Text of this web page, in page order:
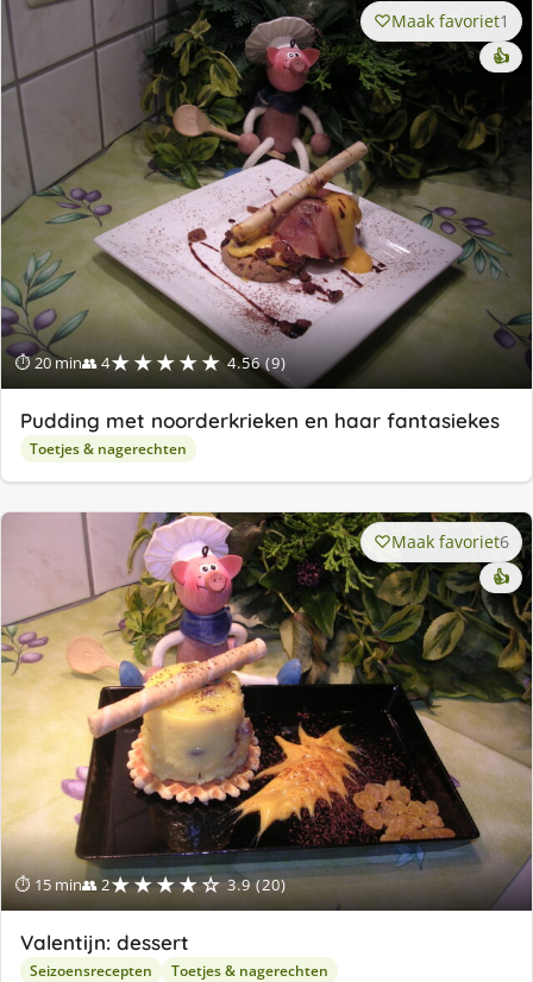
⏱ 20 min👥 4★★★★★ 4.56 (9)
Maak favoriet1
👍
Pudding met noorderkrieken en haar fantasiekes
Toetjes & nagerechten
⏱ 15 min👥 2★★★★☆ 3.9 (20)
Maak favoriet6
👍
Valentijn: dessert
Seizoensrecepten Toetjes & nagerechten